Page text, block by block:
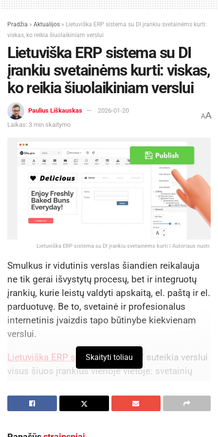
Pradžia » Aktualijos » Lietuviška ERP sistema su DI įrankiu svetainėms kurti:
viskas, ko reikia šiuolaikiniam verslui
Lietuviška ERP sistema su DI
įrankiu svetainėms kurti: viskas,
ko reikia šiuolaikiniam verslui
Paulius Liškauskas
2026-01-20
Laikas: 3 min skaitymo
AA
Lietuviška ERP sistema su DI įrankiu svetainėms kurti | Autoriaus nuotr.
Smulkus ir vidutinis verslas šiandien reikalauja
ne tik gerai išvystytų procesų, bet ir integruotų
įrankių, kurie leistų valdyti apskaitą, el. paštą ir el.
parduotuvę. Be to, svetainė ir profesionalus
internetinis įvaizdis tapo būtinybe kiekvienam
verslui.
Lietuviška ERP sistema„Site.pro“ suteikia verslui
visus šiuos įrankius vienoje vietoje: svetainių
paštą. Visa tai pritaikyta pagal Lietuvos teisės
aktus, todėl sistema puikiai atitinka vietos verslo
Skaityti toliau